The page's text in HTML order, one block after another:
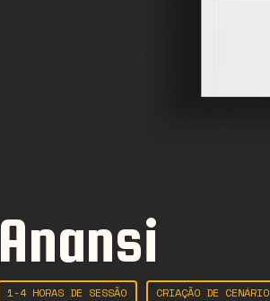
Anansi
1-4 HORAS DE SESSÃO CRIAÇÃO DE CENÁRIO